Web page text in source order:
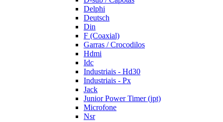
Delphi
Deutsch
Din
F (Coaxial)
Garras / Crocodilos
Hdmi
Idc
Industriais - Hd30
Industriais - Px
Jack
Junior Power Timer (jpt)
Microfone
Nsr